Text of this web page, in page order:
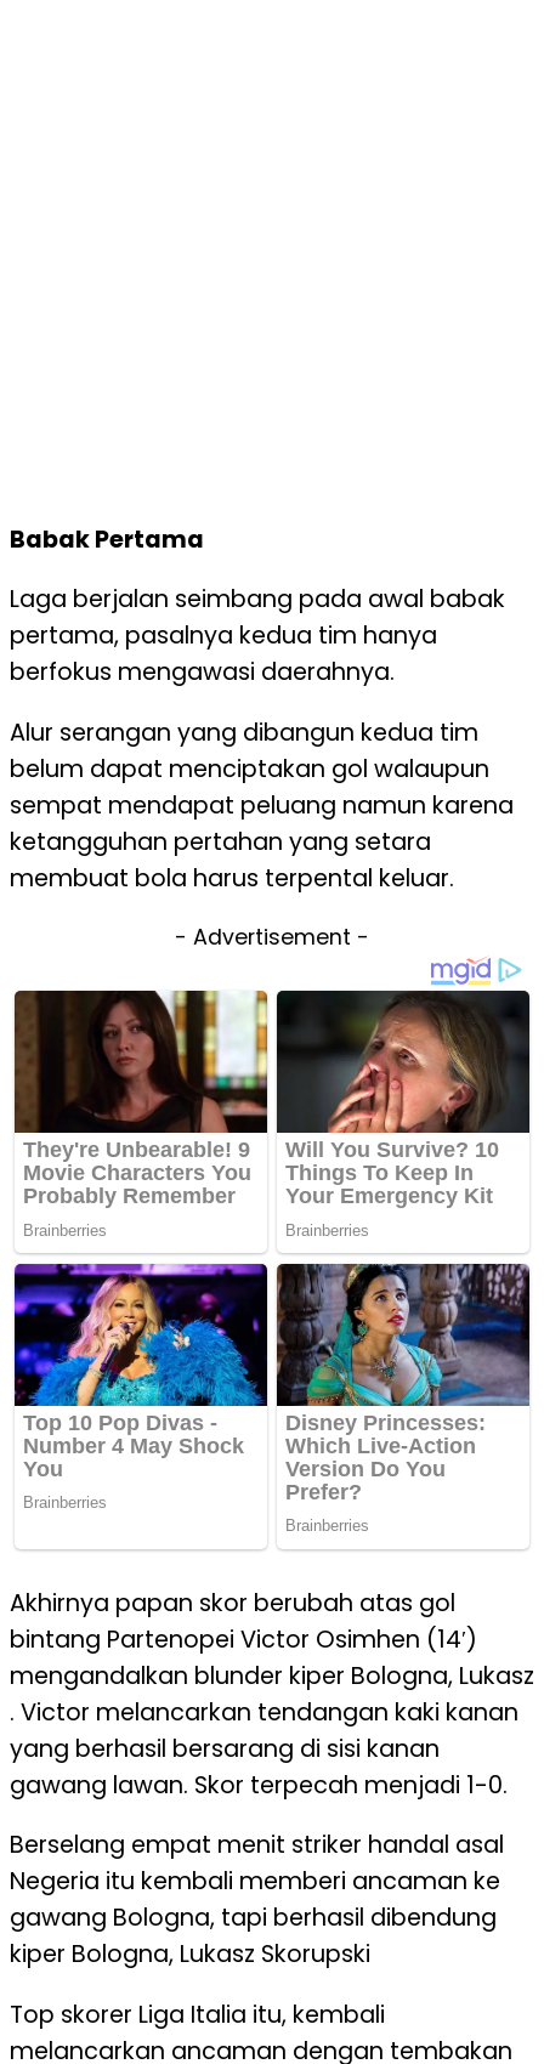
Babak Pertama
Laga berjalan seimbang pada awal babak
pertama, pasalnya kedua tim hanya
berfokus mengawasi daerahnya.
Alur serangan yang dibangun kedua tim
belum dapat menciptakan gol walaupun
sempat mendapat peluang namun karena
ketangguhan pertahan yang setara
membuat bola harus terpental keluar.
- Advertisement -
Akhirnya papan skor berubah atas gol
bintang Partenopei Victor Osimhen (14′)
mengandalkan blunder kiper Bologna, Lukasz
. Victor melancarkan tendangan kaki kanan
yang berhasil bersarang di sisi kanan
gawang lawan. Skor terpecah menjadi 1-0.
Berselang empat menit striker handal asal
Negeria itu kembali memberi ancaman ke
gawang Bologna, tapi berhasil dibendung
kiper Bologna, Lukasz Skorupski
Top skorer Liga Italia itu, kembali
melancarkan ancaman dengan tembakan